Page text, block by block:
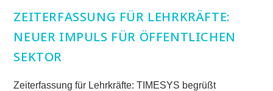
ZEITERFASSUNG FÜR LEHRKRÄFTE:
NEUER IMPULS FÜR ÖFFENTLICHEN
SEKTOR
Zeiterfassung für Lehrkräfte: TIMESYS begrüßt